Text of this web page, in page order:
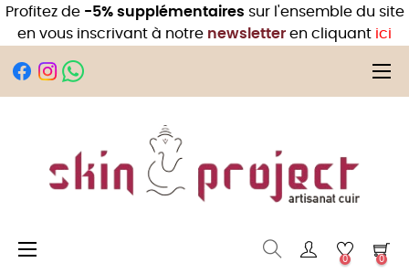
Profitez de-5% supplémentaires sur l'ensemble du site
en vous inscrivant à notre newsletter en cliquant ici
☰
Basculer la navigation
☰
0 0